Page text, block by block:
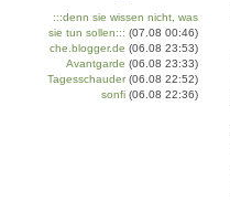
:::denn sie wissen nicht, was
sie tun sollen::: (07.08 00:46)
che.blogger.de (06.08 23:53)
Avantgarde (06.08 23:33)
Tagesschauder (06.08 22:52)
sonfi (06.08 22:36)